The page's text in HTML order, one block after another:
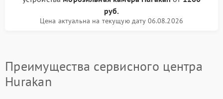
руб.
Цена актуальна на текущую дату 06.08.2026
Преимущества сервисного центра
Hurakan